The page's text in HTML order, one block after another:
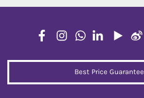
Best Price Guarantee